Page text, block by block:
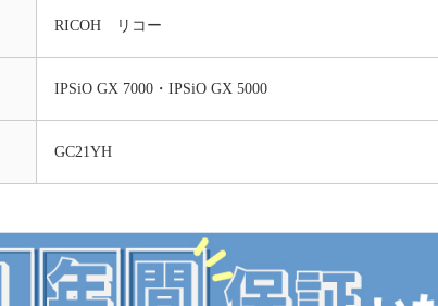
RICOH リコー
IPSiO GX 7000・IPSiO GX 5000
GC21YH